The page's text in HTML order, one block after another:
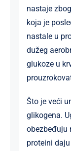
nastaje
koja je
nastale u
dužeg
glukoze u
Što je veći
glikogena.
obezbeđuju
proteini